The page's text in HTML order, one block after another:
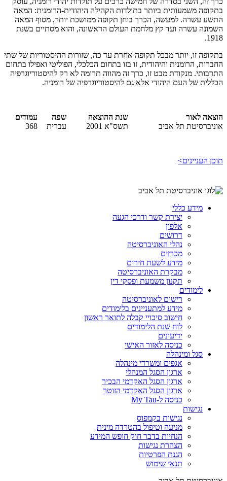
בתקופה משמעותית ביותר בתולדות הקהילה היהודית-הרומנית: המאה
התשע עשרה. למעשה, הכרך בוחן תקופה ממושכת יותר, מסוף המאה
השמונה עשרה ועד קץ מלחמת העולם הראשונה, והוא מסתיים בשנת
1918.
בתקופה זו, יותר מבכל תקופה אחרת עד כה, שזורות ההיסטוריות של שתי
החברות, הרומנית והיהודית, זו בזו בתחום הכלכלי, הפוליטי ואפילו בתחום
התרבותי. מנקודת מבט זו, כרך זה מהווה תרומה לא רק להיסטוריוגרפיה
הכללית של העם היהודי אלא גם להיסטוריוגרפיה של רומניה.
הוצאה לאור שנת ההוצאה שפה
עמודים
אוניברסיטת תל אביב
תשס"א 2001 עברית 368
תוכן העניינים>
מידע כללי
יצירת קשר ודרכי הגעה
אלפון
דרושים
נהלי האוניברסיטה
מכרזים
מידע לשעת חירום
מבקרת האוניברסיטה
תקנון משמעת ופסקי דין
לימודים
רישום לאוניברסיטה
מידע למתעניינים בלימודים
חישוב סיכויי קבלה לתואר ראשון
לוח שנת הלימודים
ידיעונים
כניסה לאזור האישי
סגל ומינהלה
אגפים ומשרדי מינהלה
ארגון הסגל המנהלי
ארגון הסגל האקדמי הבכיר
ארגון הסגל האקדמי הזוטר
כניסה ל-My Tau
נגישות
נגישות בקמפוס
מניעה וטיפול בהטרדה מינית
הנחיות בדבר חוק חופש המידע
הצהרת נגישות
הגנת הפרטיות
תנאי שימוש